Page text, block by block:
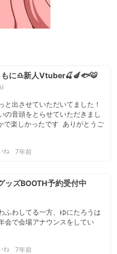
に♎新人Vtuber🍒🍆🐟🐯
出させていただいてました！
の音頭をとらせていただきまし
で楽しかったです  ありがとうご
ね 7年前
ッズBOOTH予約受付中
ふわしてる一方、ゆにたろうは
会で会場アナウンスをしてい
ね 7年前